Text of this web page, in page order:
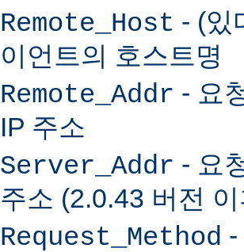
Remote_Host - (있
이언트의 호스트명
Remote_Addr - 요
IP 주소
Server_Addr - 요
주소 (2.0.43 버전
Request_Method